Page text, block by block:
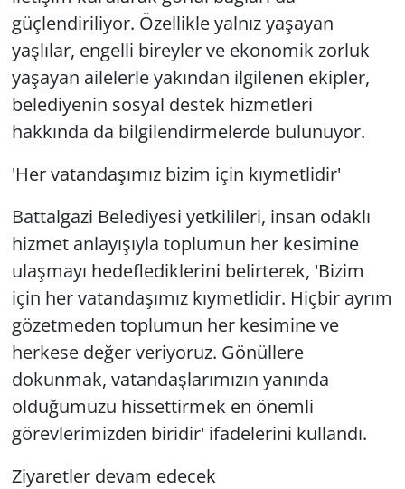
güçlendiriliyor. Özellikle yalnız yaşayan
yaşlılar, engelli bireyler ve ekonomik zorluk
yaşayan ailelerle yakından ilgilenen ekipler,
belediyenin sosyal destek hizmetleri
hakkında da bilgilendirmelerde bulunuyor.
'Her vatandaşımız bizim için kıymetlidir'
Battalgazi Belediyesi yetkilileri, insan odaklı
hizmet anlayışıyla toplumun her kesimine
ulaşmayı hedeflediklerini belirterek, 'Bizim
için her vatandaşımız kıymetlidir. Hiçbir ayrım
gözetmeden toplumun her kesimine ve
herkese değer veriyoruz. Gönüllere
dokunmak, vatandaşlarımızın yanında
olduğumuzu hissettirmek en önemli
görevlerimizden biridir' ifadelerini kullandı.
Ziyaretler devam edecek